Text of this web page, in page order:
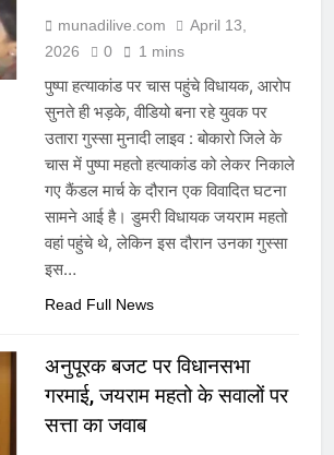
munadilive.com
April 13,
2026
0 1 mins
पुष्पा हत्याकांड पर चास पहुंचे विधायक, आरोप
सुनते ही भड़के, वीडियो बना रहे युवक पर
उतारा गुस्सा मुनादी लाइव : बोकारो जिले के
चास में पुष्पा महतो हत्याकांड को लेकर निकाले
गए कैंडल मार्च के दौरान एक विवादित घटना
सामने आई है। डुमरी विधायक जयराम महतो
वहां पहुंचे थे, लेकिन इस दौरान उनका गुस्सा
इस…
Read Full News
अनुपूरक बजट पर विधानसभा
गरमाई, जयराम महतो के सवालों पर
सत्ता का जवाब